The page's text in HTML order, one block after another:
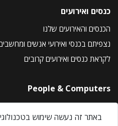
כנסים ואירועים
הכנסים והאירועים שלנו
נצפיתם בכנסי ואירועי אנשים
לקראת כנסים ואירועים קרובים
People & Computers
About Us
Privacy Policy
באתר זה נעשה שימוש